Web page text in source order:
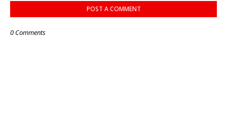
POST A COMMENT
0 Comments